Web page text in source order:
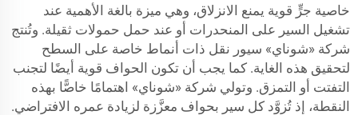
خاصية جرٍّ قوية يمنع الانزلاق، وهي ميزة بالغة الأهمية عند
تشغيل السير على المنحدرات أو عند حمل حمولات ثقيلة. وتُنتج
شركة «شوناي» سيور نقل ذات أنماط خاصة على السطح
لتحقيق هذه الغاية. كما يجب أن تكون الحواف قوية أيضًا لتجنب
التفتت أو التمزق. وتولي شركة «شوناي» اهتمامًا خاصًّا بهذه
النقطة، إذ تُزوَّد كل سير بحواف معزَّزة لزيادة عمره الافتراضي.